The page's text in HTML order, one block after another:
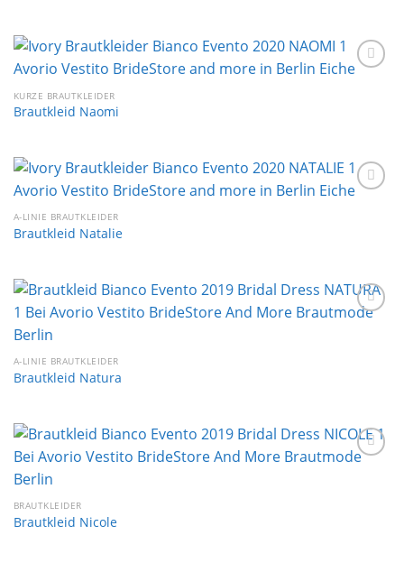
KURZE BRAUTKLEIDER
Brautkleid Naomi
A-LINIE BRAUTKLEIDER
Brautkleid Natalie
A-LINIE BRAUTKLEIDER
Brautkleid Natura
BRAUTKLEIDER
Brautkleid Nicole